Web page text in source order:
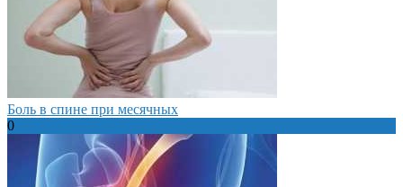
Боль в спине при месячных
0